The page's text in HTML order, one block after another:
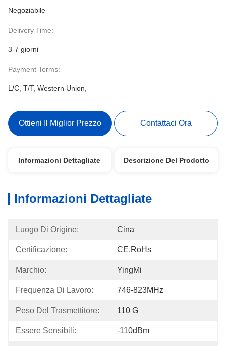
Negoziabile
Delivery Time:
3-7 giorni
Payment Terms:
L/C, T/T, Western Union,
Ottieni Il Miglior Prezzo Contattaci Ora
Informazioni Dettagliate Descrizione Del Prodotto
Informazioni Dettagliate
Luogo Di Origine: Cina
Certificazione: CE,RoHs
Marchio: YingMi
Frequenza Di Lavoro: 746-823MHz
Peso Del Trasmettitore: 110 G
Essere Sensibili: -110dBm